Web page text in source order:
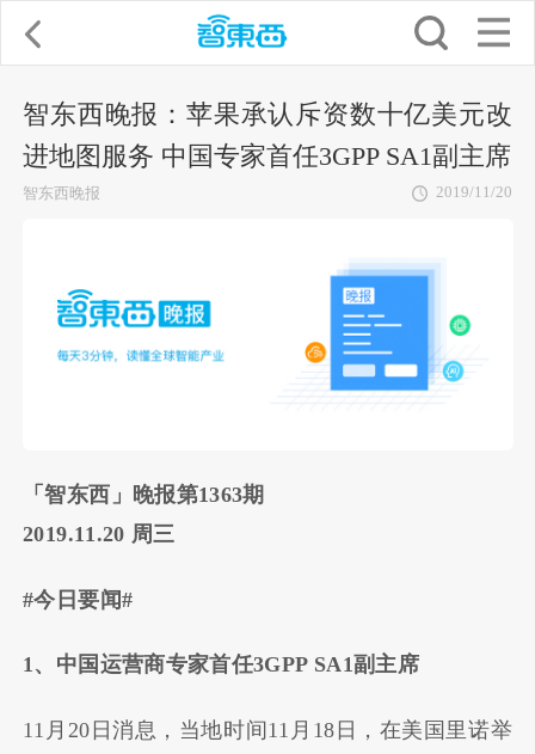
智东西晚报：苹果承认斥资数十亿美元改
进地图服务 中国专家首任3GPP SA1副主席
智东西晚报 2019/11/20
「智东西」晚报第1363期
2019.11.20 周三
#今日要闻#
1、中国运营商专家首任3GPP SA1副主席
11月20日消息，当地时间11月18日，在美国里诺举